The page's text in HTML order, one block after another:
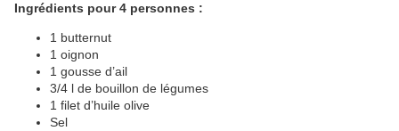
Ingrédients pour 4 personnes :
1 butternut
1 oignon
1 gousse d’ail
3/4 l de bouillon de légumes
1 filet d’huile olive
Sel